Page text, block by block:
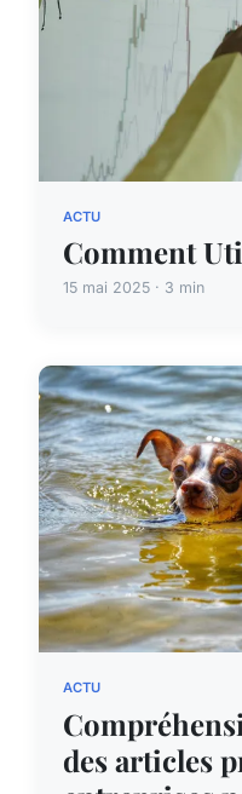
ACTU
Comment
15 mai 2025 · 3 min
ACTU
des articles